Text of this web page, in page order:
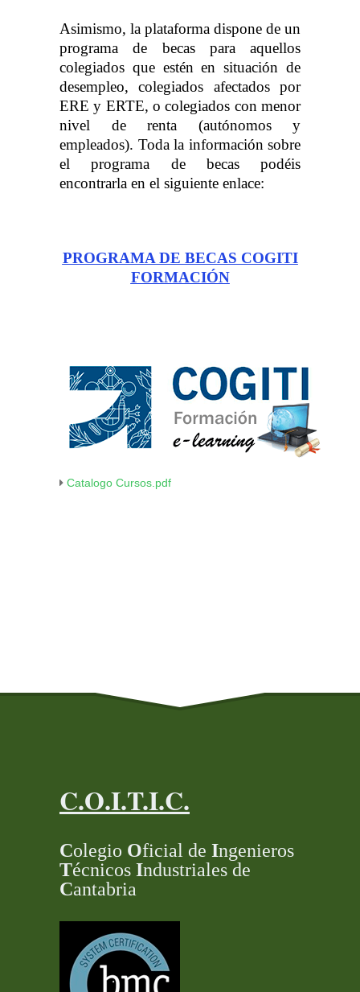
Asimismo, la plataforma dispone de un
programa de becas para aquellos
colegiados que estén en situación de
desempleo, colegiados afectados por
ERE y ERTE, o colegiados con menor
nivel de renta (autónomos y
empleados). Toda la información sobre
el programa de becas podéis
encontrarla en el siguiente enlace:
PROGRAMA DE BECAS COGITI
FORMACIÓN
Catalogo Cursos.pdf
C.O.I.T.I.C.
Colegio Oficial de Ingenieros
Técnicos Industriales de
Cantabria